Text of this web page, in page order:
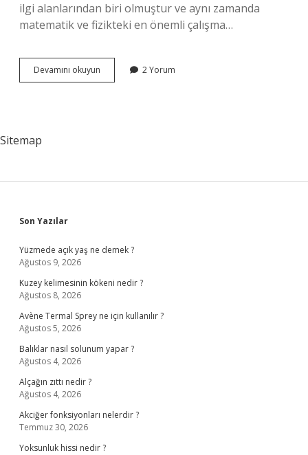
ilgi alanlarından biri olmuştur ve aynı zamanda
matematik ve fizikteki en önemli çalışma…
Devamını okuyun
Nedir
2 Yorum
Sitemap
Sidebar
Son Yazılar
Yüzmede açık yaş ne demek ?
Ağustos 9, 2026
Kuzey kelimesinin kökeni nedir ?
Ağustos 8, 2026
Avène Termal Sprey ne için kullanılır ?
Ağustos 5, 2026
Balıklar nasıl solunum yapar ?
Ağustos 4, 2026
Alçağın zıttı nedir ?
Ağustos 4, 2026
Akciğer fonksiyonları nelerdir ?
Temmuz 30, 2026
Yoksunluk hissi nedir ?